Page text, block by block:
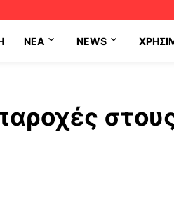
NEA NEWS